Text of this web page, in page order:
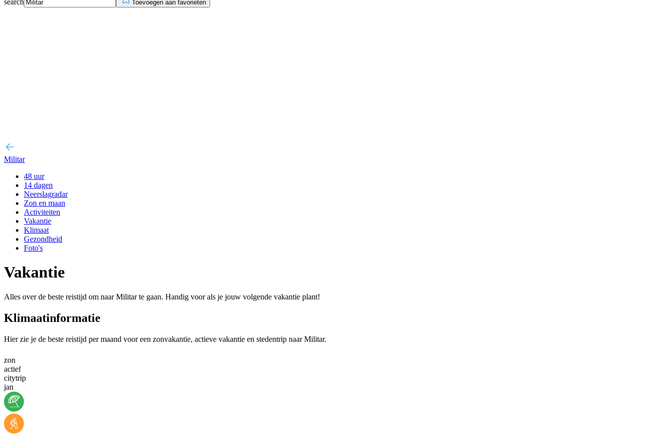
search Toevoegen aan favorieten
Militar
48 uur
14 dagen
Neerslagradar
Zon en maan
Activiteiten
Vakantie
Klimaat
Gezondheid
Foto's
Vakantie
Alles over de beste reistijd om naar Militar te gaan. Handig voor als je jouw volgende vakantie plant!
Klimaatinformatie
Hier zie je de beste reistijd per maand voor een zonvakantie, actieve vakantie en stedentrip naar Militar.
zon
actief
citytrip
jan